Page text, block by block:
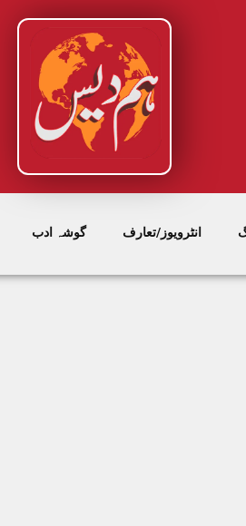
انٹرویوز/تعارف گوشہ ادب